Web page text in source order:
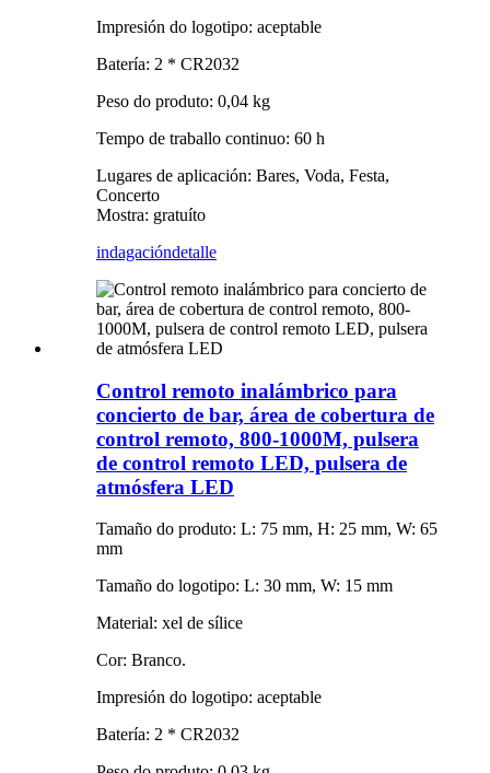
Impresión do logotipo: aceptable
Batería: 2 * CR2032
Peso do produto: 0,04 kg
Tempo de traballo continuo: 60 h
Lugares de aplicación: Bares, Voda, Festa,
Concerto
Mostra: gratuíto
indagacióndetalle
Control remoto inalámbrico para
concierto de bar, área de cobertura de
control remoto, 800-1000M, pulsera
de control remoto LED, pulsera de
atmósfera LED
Tamaño do produto: L: 75 mm, H: 25 mm, W: 65
mm
Tamaño do logotipo: L: 30 mm, W: 15 mm
Material: xel de sílice
Cor: Branco.
Impresión do logotipo: aceptable
Batería: 2 * CR2032